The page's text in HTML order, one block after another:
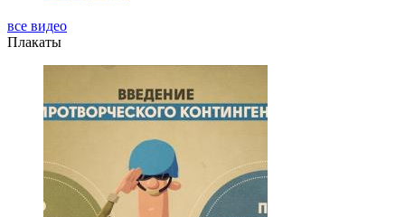
все видео
Плакаты